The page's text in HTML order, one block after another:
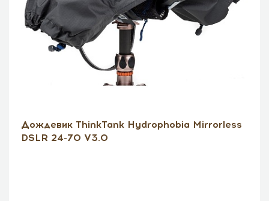
Дождевик ThinkTank Hydrophobia Mirrorless
DSLR 24-70 V3.0